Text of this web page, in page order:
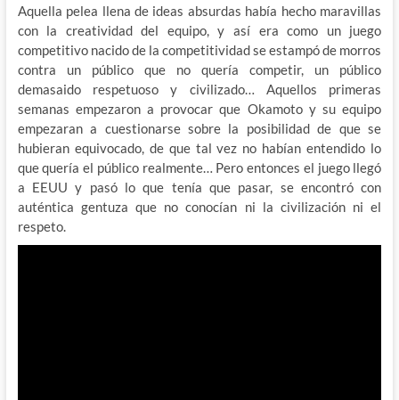
Aquella pelea llena de ideas absurdas había hecho maravillas
con la creatividad del equipo, y así era como un juego
competitivo nacido de la competitividad se estampó de morros
contra un público que no quería competir, un público
demasaido respetuoso y civilizado… Aquellos primeras
semanas empezaron a provocar que Okamoto y su equipo
empezaran a cuestionarse sobre la posibilidad de que se
hubieran equivocado, de que tal vez no habían entendido lo
que quería el público realmente… Pero entonces el juego llegó
a EEUU y pasó lo que tenía que pasar, se encontró con
auténtica gentuza que no conocían ni la civilización ni el
respeto.